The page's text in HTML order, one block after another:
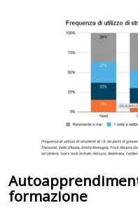
formazione